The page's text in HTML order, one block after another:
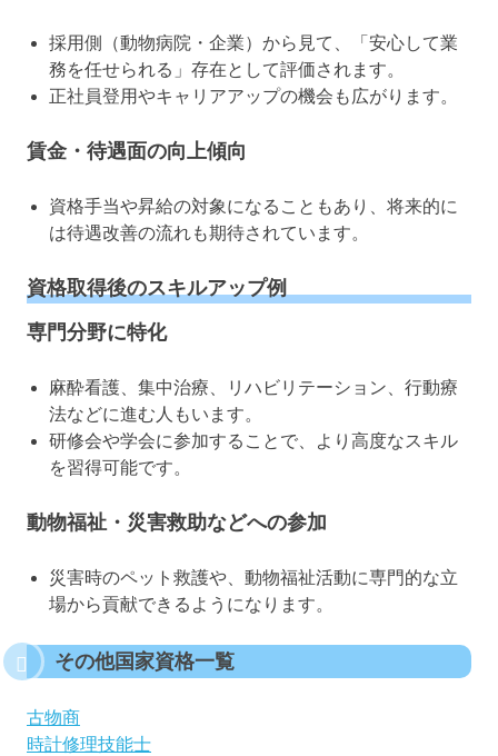
採用側（動物病院・企業）から見て、「安心して業
務を任せられる」存在として評価されます。
正社員登用やキャリアアップの機会も広がります。
賃金・待遇面の向上傾向
資格手当や昇給の対象になることもあり、将来的に
は待遇改善の流れも期待されています。
資格取得後のスキルアップ例
専門分野に特化
麻酔看護、集中治療、リハビリテーション、行動療
法などに進む人もいます。
研修会や学会に参加することで、より高度なスキル
を習得可能です。
動物福祉・災害救助などへの参加
災害時のペット救護や、動物福祉活動に専門的な立
場から貢献できるようになります。
その他国家資格一覧
古物商
時計修理技能士